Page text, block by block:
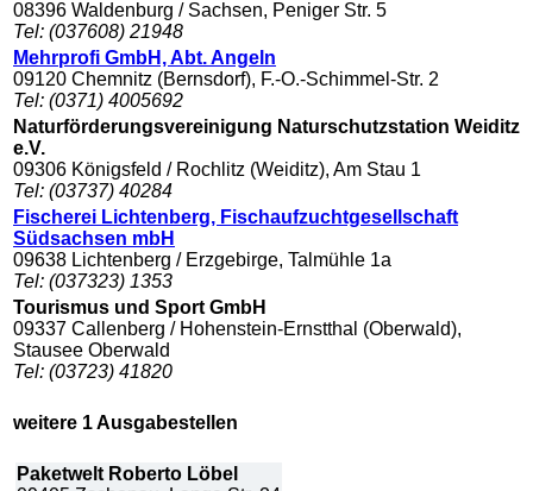
08396 Waldenburg / Sachsen, Peniger Str. 5
Tel: (037608) 21948
Mehrprofi GmbH, Abt. Angeln
09120 Chemnitz (Bernsdorf), F.-O.-Schimmel-Str. 2
Tel: (0371) 4005692
Naturförderungsvereinigung Naturschutzstation Weiditz
e.V.
09306 Königsfeld / Rochlitz (Weiditz), Am Stau 1
Tel: (03737) 40284
Fischerei Lichtenberg, Fischaufzuchtgesellschaft
Südsachsen mbH
09638 Lichtenberg / Erzgebirge, Talmühle 1a
Tel: (037323) 1353
Tourismus und Sport GmbH
09337 Callenberg / Hohenstein-Ernstthal (Oberwald),
Stausee Oberwald
Tel: (03723) 41820
weitere 1 Ausgabestellen
Paketwelt Roberto Löbel